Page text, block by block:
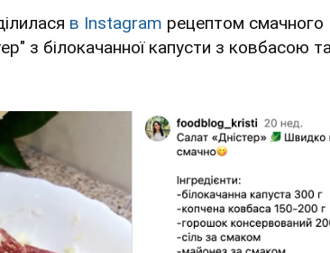
в Instagram рецептом смачного
з білокачанної капусти з ковбасою